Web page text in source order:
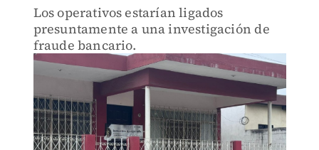
Los operativos estarían ligados
presuntamente a una investigación de
fraude bancario.